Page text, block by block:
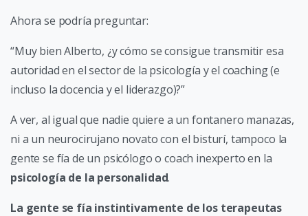
Ahora se podría preguntar:
“Muy bien Alberto, ¿y cómo se consigue transmitir esa
autoridad en el sector de la psicología y el coaching (e
incluso la docencia y el liderazgo)?”
A ver, al igual que nadie quiere a un fontanero manazas,
ni a un neurocirujano novato con el bisturí, tampoco la
gente se fía de un psicólogo o coach inexperto en la
psicología de la personalidad.
La gente se fía instintivamente de los terapeutas